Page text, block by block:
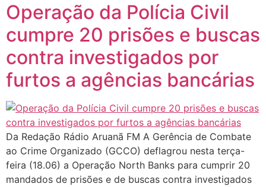
Operação da Polícia Civil
cumpre 20 prisões e buscas
contra investigados por
furtos a agências bancárias
Da Redação Rádio Aruanã FM A Gerência de Combate
ao Crime Organizado (GCCO) deflagrou nesta terça-
feira (18.06) a Operação North Banks para cumprir 20
mandados de prisões e de buscas contra investigados